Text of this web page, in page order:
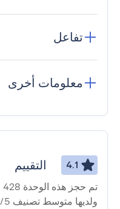
تفاعل
معلومات أخرى
4.1 التقييم
ولديها متوسط ​​تصنيف 4.1/5